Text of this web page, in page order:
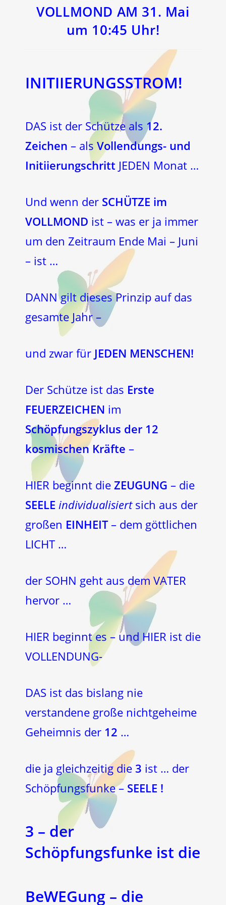
VOLLMOND AM 31. Mai
um 10:45 Uhr!
INITIIERUNGSSTROM!
DAS ist der Schütze als 12.
Zeichen – als Vollendungs- und
Initiierungschritt JEDEN Monat …
Und wenn der SCHÜTZE im
VOLLMOND ist – was er ja immer
um den Zeitraum Ende Mai – Juni
– ist …
DANN gilt dieses Prinzip auf das
gesamte Jahr –
und zwar für JEDEN MENSCHEN!
Der Schütze ist das Erste
FEUERZEICHEN im
Schöpfungszyklus der 12
kosmischen Kräfte –
HIER beginnt die ZEUGUNG – die
SEELE individualisiertsich aus der
großen EINHEIT– dem göttlichen
LICHT …
der SOHN geht aus dem VATER
hervor …
HIER beginnt es – und HIER ist die
VOLLENDUNG-
DAS ist das bislang nie
verstandene große nichtgeheime
Geheimnis der 12 …
die ja gleichzeitig die 3 ist … der
Schöpfungsfunke – SEELE !
3 – der
Schöpfungsfunke ist die
BeWEGung – die